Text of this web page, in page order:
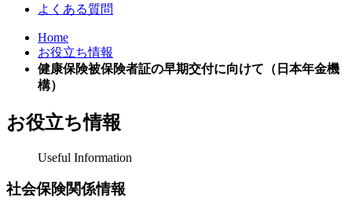
よくある質問
Home
お役立ち情報
健康保険被保険者証の早期交付に向けて（日本年金機
構）
お役立ち情報
Useful Information
社会保険関係情報